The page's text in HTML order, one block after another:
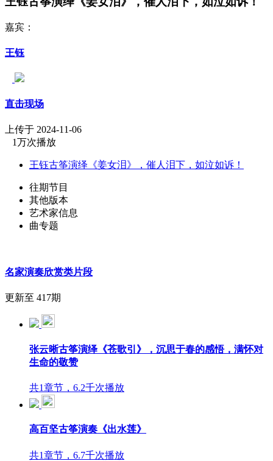
嘉宾：
王钰
直击现场
上传于 2024-11-06
1万次播放
王钰古筝演绎《姜女泪》，催人泪下，如泣如诉！
往期节目
其他版本
艺术家信息
曲专题
名家演奏欣赏类片段
更新至 417期
张云晰古筝演绎《苍歌引》，沉思于春的感悟，满怀对
生命的敬赞
共1章节，6.2千次播放
高百坚古筝演奏《出水莲》
共1章节，6.7千次播放